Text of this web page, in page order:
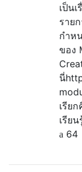
เป็น
ราย
กำห
ของ
นี่
เรีย
เรีย
64